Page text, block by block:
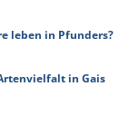
leben in Pfunders?
in Gais